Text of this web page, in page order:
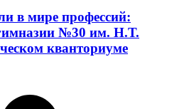
в мире профессий:
№30 им. Н.Т.
кванториуме